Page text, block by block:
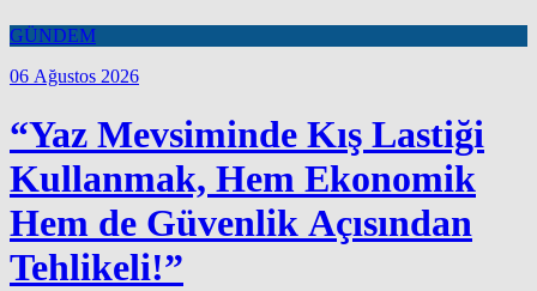
GÜNDEM
06 Ağustos 2026
“Yaz Mevsiminde Kış Lastiği
Kullanmak, Hem Ekonomik
Hem de Güvenlik Açısından
Tehlikeli!”